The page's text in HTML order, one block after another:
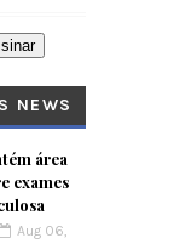
NEWS
área
exames
Aug 06,